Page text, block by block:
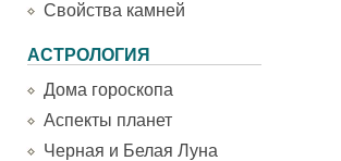
Свойства камней
АСТРОЛОГИЯ
Дома гороскопа
Аспекты планет
Черная и Белая Луна